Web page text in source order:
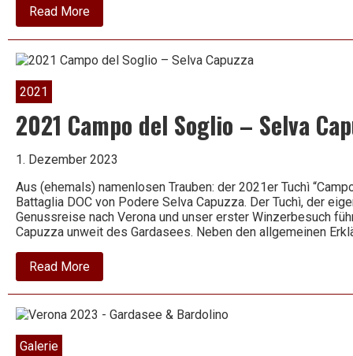
Read Moreabout
2022
Lugana
Selva
2021
2021 Campo del Soglio – Selva
1. Dezember 2023
Aus (ehemals) namenlosen Trauben: der 2021er Tuchì
Battaglia DOC von Podere Selva Capuzza. Der Tuchì, der
Genussreise nach Verona und unser erster Winzerbesuch
Capuzza unweit des Gardasees. Neben den allgemeinen
Read Moreabout
2021
Campo
Soglio
Galerie